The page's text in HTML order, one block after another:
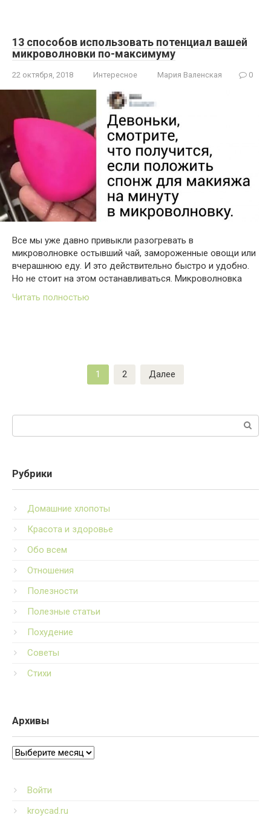
13 способов использовать потенциал вашей
микроволновки по-максимуму
22 октября, 2018 Интересное Мария Валенская 0
Все мы уже давно привыкли разогревать в
микроволновке остывший чай, замороженные овощи или
вчерашнюю еду. И это действительно быстро и удобно.
Но не стоит на этом останавливаться. Микроволновка
Читать полностью
1 2 Далее
Поиск:
Рубрики
Домашние хлопоты
Красота и здоровье
Обо всем
Отношения
Полезности
Полезные статьи
Похудение
Советы
Стихи
Архивы
Архивы
Войти
kroycad.ru